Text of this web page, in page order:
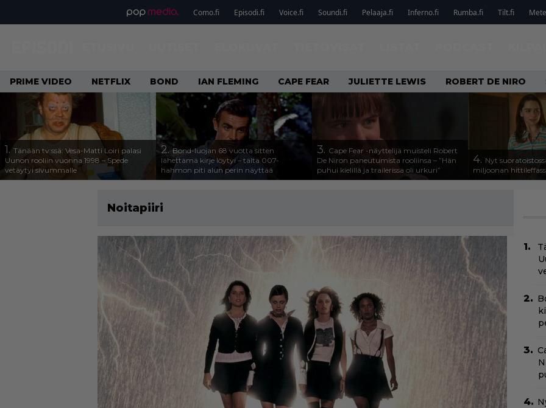
Como.fi Episodi.fi Voice.fi Soundi.fi Pelaaja.fi Inferno.fi Rumba.fi Tilt.fi
PRIME VIDEO NETFLIX BOND IAN FLEMING CAPE FEAR JULIETTE LEWIS ROBERT DE NIRO
1. Tänään tv:ssä: Vesa-Matti Loiri palasi
Uunon rooliin vuonna 1998 – Spede
vetäytyi sivummalle
2.Bond-luojan 68 vuotta sitten
lähettämä kirje löytyi – tältä 007-
hahmon piti alun perin näyttää
3. Cape Fear -näyttelijä muisteli Robert
De Niron paneutumista rooliinsa – ”Hän
puhui kielillä ja trailerissa oli urkuri”
4. Nyt
miljoonan
Noitapiiri